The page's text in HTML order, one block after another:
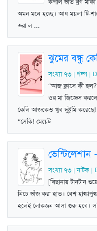
কপাল ভর্তি ব্রণ
অমন মনে হচ্ছে। আধ ময়লা টি-
ভরা ল ...
ঝুমের বন্ধু
সংখ্যা ৭৩ | গল্প |
“আজ ক্লাসে কী
ওর মা জিজ্ঞেস
কেলি আজকেও খুব দুষ্টুমি করেছে!
“সেকি! মেয়েট
ভেন্টিলেশান
সংখ্যা ৭৩ | নাটক
[বিছানায় টানটান
নিচে ভাঁজ করা হাত। বেশ
হলেই লোকজন আসা শুরু হবে।